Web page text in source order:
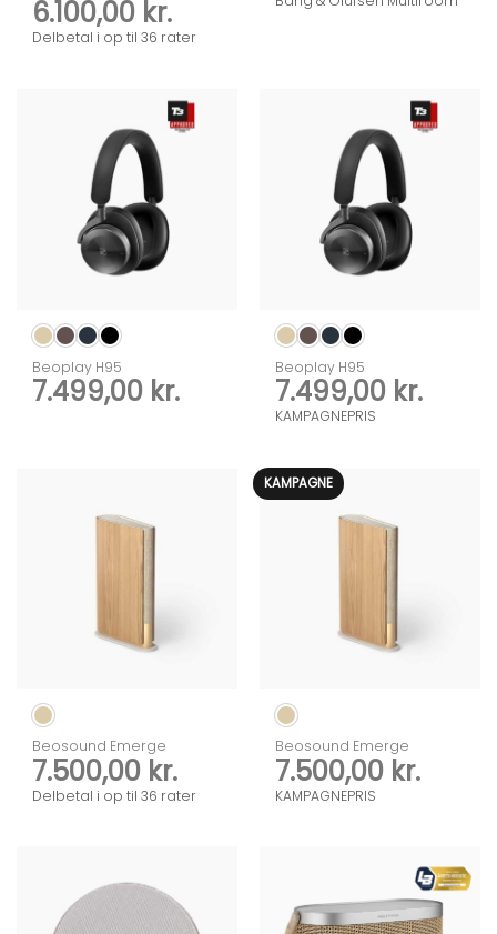
6.100,00 kr.
Delbetal i op til 36 rater
Beoplay H95
7.499,00 kr.
Beoplay H95
7.499,00 kr.
KAMPAGNEPRIS
Beosound Emerge
7.500,00 kr.
Delbetal i op til 36 rater
KAMPAGNE
Beosound Emerge
7.500,00 kr.
KAMPAGNEPRIS